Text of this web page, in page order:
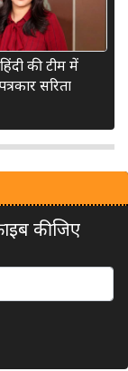
की टीम में
सरिता
कीजिए